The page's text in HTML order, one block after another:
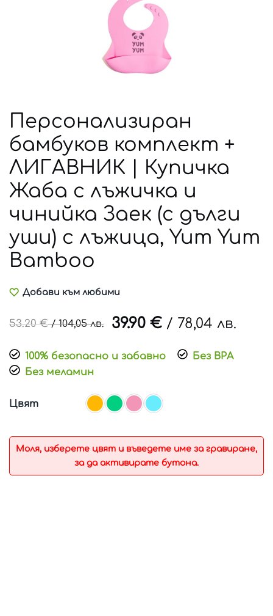
Персонализиран
бамбуков комплект +
ЛИГАВНИК | Купичка
Жаба с лъжичка и
чинийка Заек (с дълги
уши) с лъжица, Yum Yum
Bamboo
Добави към любими
53.20€/104,05 лв. 39.90 € / 78,04 лв.
100% безопасно и забавно
Без BPA
Без меламин
Цвят
Моля, изберете цвят и въведете име за гравиране,
за да активирате бутона.